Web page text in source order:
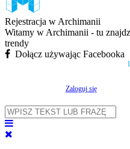
Rejestracja w Archimanii
Witamy w Archimanii - tu
trendy
Dołącz używając Facebooka
Zaloguj się